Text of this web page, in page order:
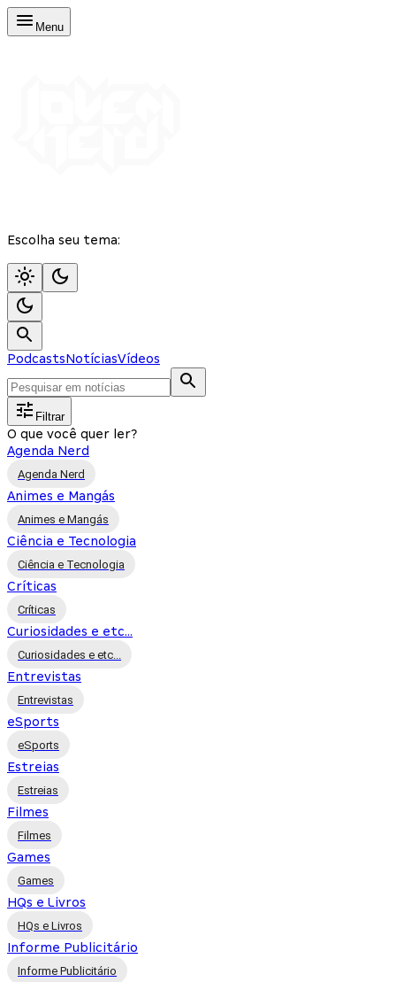
Menu
Escolha seu tema:
PodcastsNotíciasVídeos
Filtrar
O que você quer ler?
Agenda Nerd
Agenda Nerd
Animes e Mangás
Animes e Mangás
Ciência e Tecnologia
Ciência e Tecnologia
Críticas
Críticas
Curiosidades e etc...
Curiosidades e etc...
Entrevistas
Entrevistas
eSports
eSports
Estreias
Estreias
Filmes
Filmes
Games
Games
HQs e Livros
HQs e Livros
Informe Publicitário
Informe Publicitário